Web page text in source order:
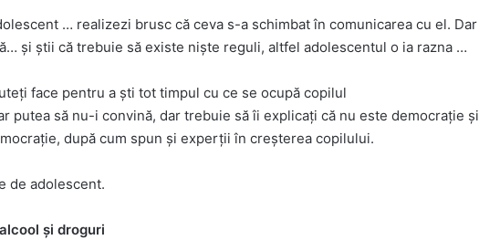
… realizezi brusc că ceva s-a schimbat în comunicarea cu el. Dar
și știi că trebuie să existe niște reguli, altfel adolescentul o ia razna …
face pentru a ști tot timpul cu ce se ocupă copilul
putea să nu-i convină, dar trebuie să îi explicați că nu este democrație și
după cum spun și experții în creșterea copilului.
de adolescent.
și droguri